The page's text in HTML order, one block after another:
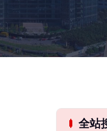
全站